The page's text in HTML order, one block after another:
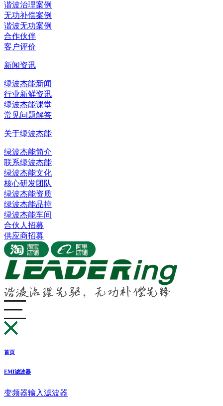
谐波治理案例
无功补偿案例
谐波无功案例
合作伙伴
客户评价
新闻资讯
绿波杰能新闻
行业新鲜资讯
绿波杰能课堂
常见问题解答
关于绿波杰能
绿波杰能简介
联系绿波杰能
绿波杰能文化
核心研发团队
绿波杰能资质
绿波杰能品控
绿波杰能车间
合伙人招募
供应商招募
首页
EMI滤波器
变频器输入滤波器